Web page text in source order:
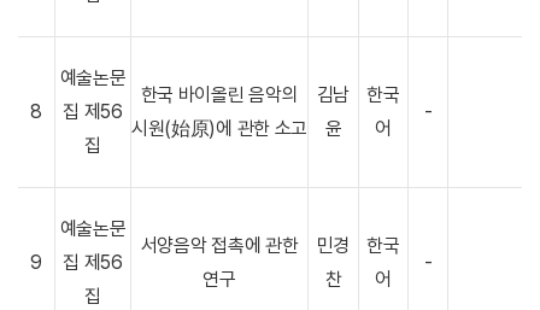
8
예술논문
집 제56
집
한국 바이올린 음악의
시원(始原)에 관한 소고
김남
윤
한국
어
-
9
예술논문
집 제56
집
서양음악 접촉에 관한
연구
민경
찬
한국
어
-